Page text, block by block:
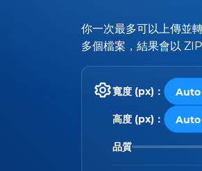
你一次最多可以上傳並
多個檔案，結果會以 ZIP
寬度 (px)：
高度 (px)：
品質